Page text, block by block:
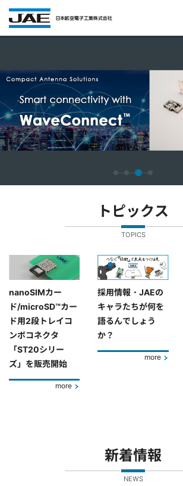
トピックス
TOPICS
nanoSIMカー
ド/microSD™カー
ド用2段トレイコ
ンボコネクタ
「ST20シリー
ズ」を販売開始
more
採用情報・JAEの
キャラたちが何を
語るんでしょう
か？
more
新着情報
NEWS